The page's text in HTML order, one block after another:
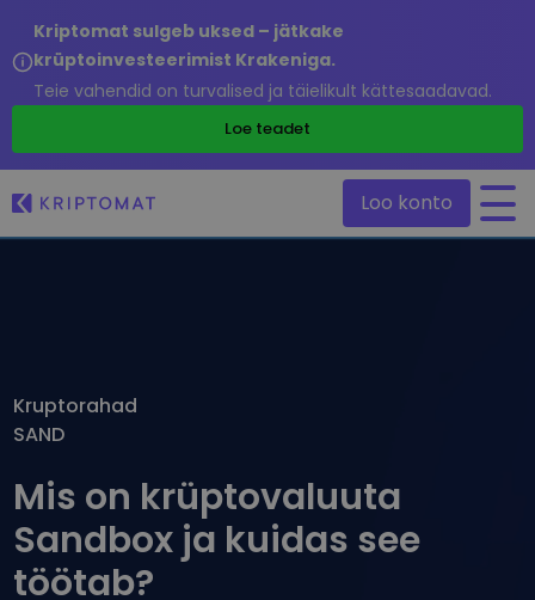
Kriptomat sulgeb uksed – jätkake
krüptoinvesteerimist Krakeniga.
Teie vahendid on turvalised ja täielikult kättesaadavad.
Loe teadet
Leia investeerimisvõimalusi
Kui oleksin ostnud 100 € väärtuses…
...täna oleks selle väärtus
Osta ja müü krüptot
Vaheta krüptot
Üle 1000 paari valikuvõimaluse
Intelligentsed portfellid
Nutikas viis krüptosse investeerimiseks
Loo konto
/
Kruptorahad
SAND
Mis on krüptovaluuta
Sandbox ja kuidas see
töötab?